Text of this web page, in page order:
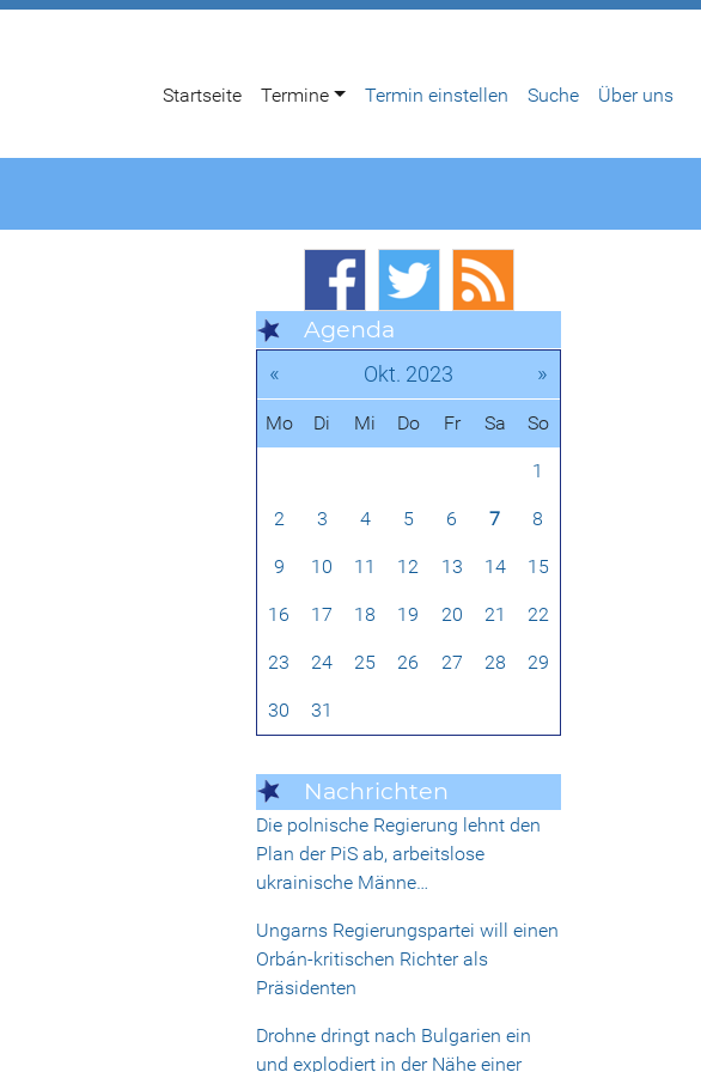
Startseite Termine Termin einstellen Suche Über uns
Agenda
« Okt. 2023 »
Mo Di Mi Do Fr Sa So
1
2 3 4 5 6 7 8
9 10 11 12 13 14 15
16 17 18 19 20 21 22
23 24 25 26 27 28 29
30 31
Nachrichten
Die polnische Regierung lehnt den
Plan der PiS ab, arbeitslose
ukrainische Männe…
Ungarns Regierungspartei will einen
Orbán-kritischen Richter als
Präsidenten
Drohne dringt nach Bulgarien ein
und explodiert in der Nähe einer